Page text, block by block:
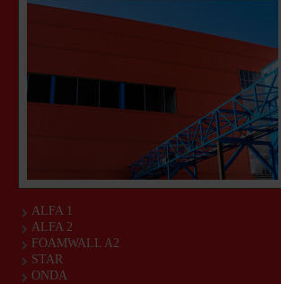
ALFA 1
ALFA 2
FOAMWALL A2
STAR
ONDA